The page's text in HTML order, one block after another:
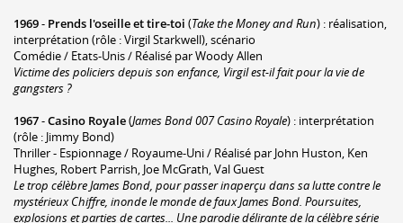
1969- Prends l'oseille et tire-toi (Take the Money and Run) : réalisation,
interprétation (rôle : Virgil Starkwell), scénario
Comédie / Etats-Unis / Réalisé par Woody Allen
Victime des policiers depuis son enfance, Virgil est-il fait pour la vie de
gangsters ?
1967-Casino Royale(James Bond 007 Casino Royale) : interprétation
(rôle : Jimmy Bond)
Thriller - Espionnage / Royaume-Uni / Réalisé par John Huston, Ken
Hughes, Robert Parrish, Joe McGrath, Val Guest
Le trop célèbre James Bond, pour passer inaperçu dans sa lutte contre le
mystérieux Chiffre, inonde le monde de faux James Bond. Poursuites,
explosions et parties de cartes... Une parodie délirante de la célèbre série